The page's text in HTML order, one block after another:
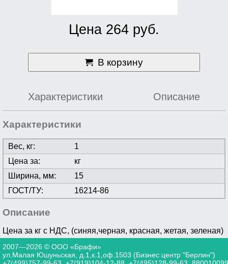
Цена 264 руб.
В корзину
Характеристики Описание
Характеристики
Вес, кг:
1
Цена за:
кг
Ширина, мм:
15
ГОСТ/ТУ:
16214-86
Описание
Цена за кг с НДС, (синяя,черная, красная, жетая, зеленая)
2007—2026 © ООО «Брафи»
ул.Малая Юшуньская, д.1,к.1,оф.1503 (Бизнес центр "Берлин")